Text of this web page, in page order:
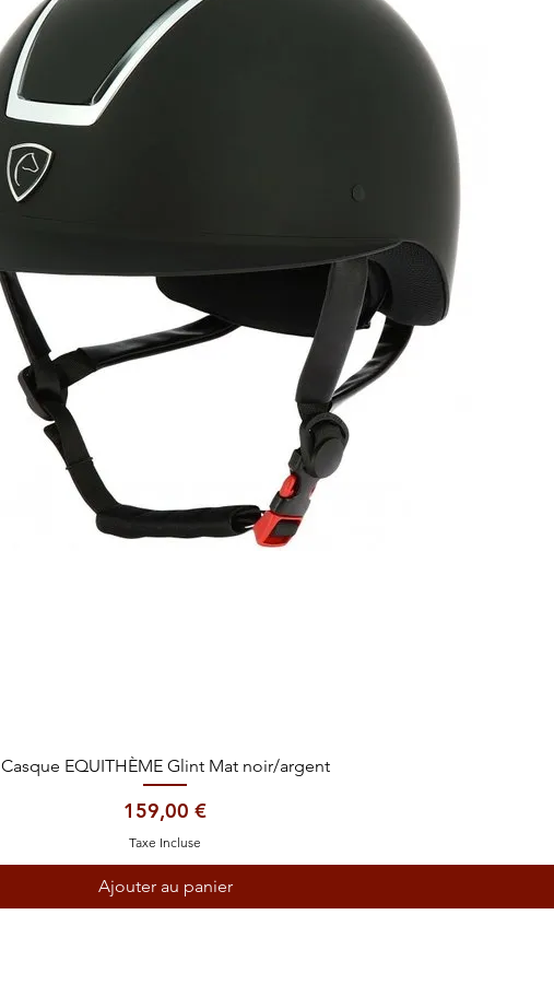
Aperçu rapide
Casque EQUITHÈME Glint Mat noir/argent
Prix
159,00 €
Taxe Incluse
Ajouter au panier